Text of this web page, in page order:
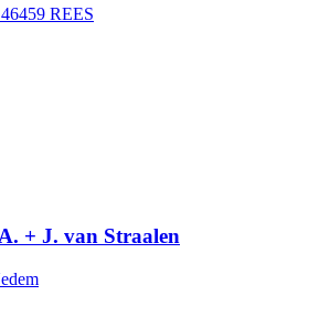
REES
+ J. van Straalen